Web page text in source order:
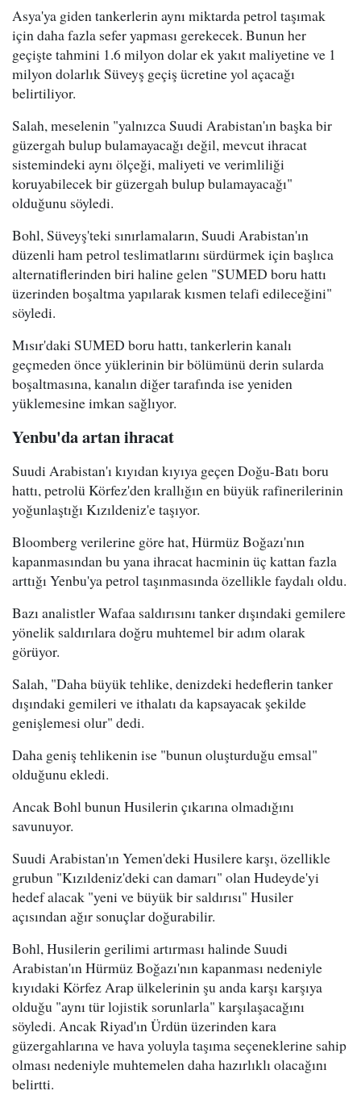
Asya'ya giden tankerlerin aynı miktarda petrol taşımak
için daha fazla sefer yapması gerekecek. Bunun her
geçişte tahmini 1.6 milyon dolar ek yakıt maliyetine ve 1
milyon dolarlık Süveyş geçiş ücretine yol açacağı
belirtiliyor.
Salah, meselenin "yalnızca Suudi Arabistan'ın başka bir
güzergah bulup bulamayacağı değil, mevcut ihracat
sistemindeki aynı ölçeği, maliyeti ve verimliliği
koruyabilecek bir güzergah bulup bulamayacağı"
olduğunu söyledi.
Bohl, Süveyş'teki sınırlamaların, Suudi Arabistan'ın
düzenli ham petrol teslimatlarını sürdürmek için başlıca
alternatiflerinden biri haline gelen "SUMED boru hattı
üzerinden boşaltma yapılarak kısmen telafi edileceğini"
söyledi.
Mısır'daki SUMED boru hattı, tankerlerin kanalı
geçmeden önce yüklerinin bir bölümünü derin sularda
boşaltmasına, kanalın diğer tarafında ise yeniden
yüklemesine imkan sağlıyor.
Yenbu'da artan ihracat
Suudi Arabistan'ı kıyıdan kıyıya geçen Doğu-Batı boru
hattı, petrolü Körfez'den krallığın en büyük rafinerilerinin
yoğunlaştığı Kızıldeniz'e taşıyor.
Bloomberg verilerine göre hat, Hürmüz Boğazı'nın
kapanmasından bu yana ihracat hacminin üç kattan fazla
arttığı Yenbu'ya petrol taşınmasında özellikle faydalı oldu.
Bazı analistler Wafaa saldırısını tanker dışındaki gemilere
yönelik saldırılara doğru muhtemel bir adım olarak
görüyor.
Salah, "Daha büyük tehlike, denizdeki hedeflerin tanker
dışındaki gemileri ve ithalatı da kapsayacak şekilde
genişlemesi olur" dedi.
Daha geniş tehlikenin ise "bunun oluşturduğu emsal"
olduğunu ekledi.
Ancak Bohl bunun Husilerin çıkarına olmadığını
savunuyor.
Suudi Arabistan'ın Yemen'deki Husilere karşı, özellikle
grubun "Kızıldeniz'deki can damarı" olan Hudeyde'yi
hedef alacak "yeni ve büyük bir saldırısı" Husiler
açısından ağır sonuçlar doğurabilir.
Bohl, Husilerin gerilimi artırması halinde Suudi
Arabistan'ın Hürmüz Boğazı'nın kapanması nedeniyle
kıyıdaki Körfez Arap ülkelerinin şu anda karşı karşıya
olduğu "aynı tür lojistik sorunlarla" karşılaşacağını
söyledi. Ancak Riyad'ın Ürdün üzerinden kara
güzergahlarına ve hava yoluyla taşıma seçeneklerine sahip
olması nedeniyle muhtemelen daha hazırlıklı olacağını
belirtti.